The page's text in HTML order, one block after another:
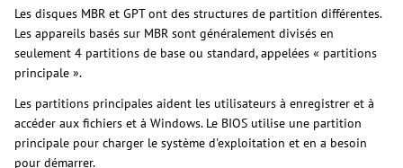
Les disques MBR et GPT ont des structures de partition différentes.
Les appareils basés sur MBR sont généralement divisés en
seulement 4 partitions de base ou standard, appelées « partitions
principale ».
Les partitions principales aident les utilisateurs à enregistrer et à
accéder aux fichiers et à Windows. Le BIOS utilise une partition
principale pour charger le système d'exploitation et en a besoin
pour démarrer.